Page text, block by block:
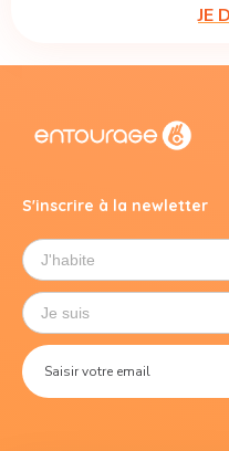
JE
S'inscrire à la newletter